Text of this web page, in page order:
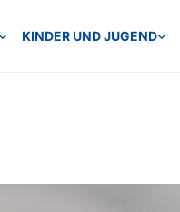
KINDER UND JUGEND